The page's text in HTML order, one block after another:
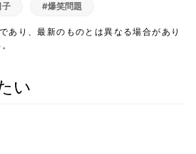
子 #爆笑問題
あり、最新のものとは異なる場合があり
い